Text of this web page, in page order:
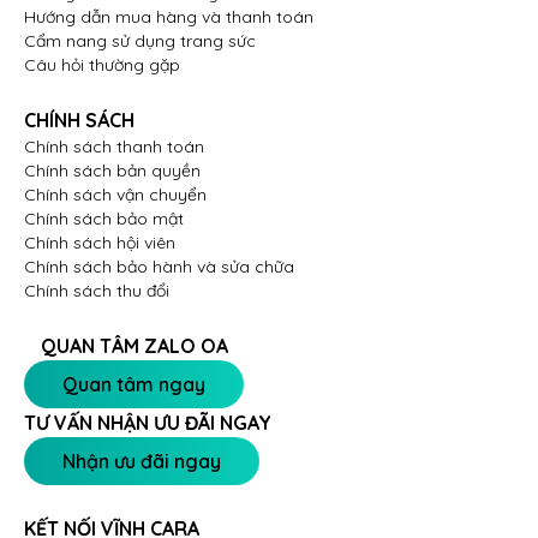
Hướng dẫn mua hàng và thanh toán
Cẩm nang sử dụng trang sức
Câu hỏi thường gặp
CHÍNH SÁCH
Chính sách thanh toán
Chính sách bản quyền
Chính sách vận chuyển
Chính sách bảo mật
Chính sách hội viên
Chính sách bảo hành và sửa chữa
Chính sách thu đổi
QUAN TÂM ZALO OA
Quan tâm ngay
TƯ VẤN NHẬN ƯU ĐÃI NGAY
Nhận ưu đãi ngay
KẾT NỐI VĨNH CARA